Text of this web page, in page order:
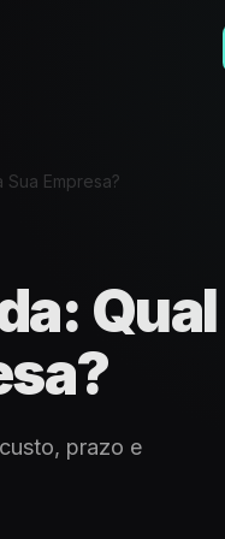
Empresa?
Qual
prazo e